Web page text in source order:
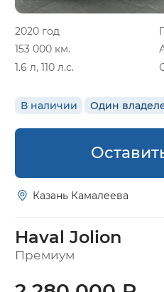
2020 год
153 000 км.
1.6 л, 110 л.с.
В наличии Один
Казань Камалеева
Haval Jolion
Премиум